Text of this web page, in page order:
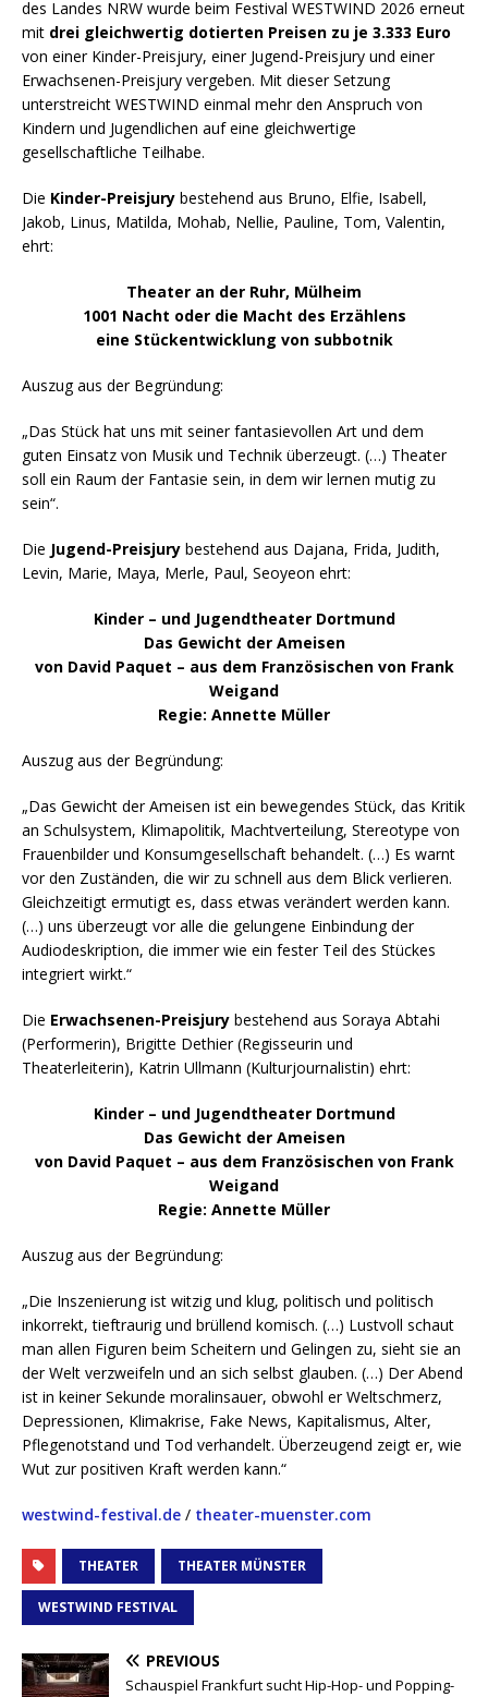
des Landes NRW wurde beim Festival WESTWIND 2026 erneut
mit drei gleichwertig dotierten Preisen zu je 3.333 Euro
von einer Kinder-Preisjury, einer Jugend-Preisjury und einer
Erwachsenen-Preisjury vergeben. Mit dieser Setzung
unterstreicht WESTWIND einmal mehr den Anspruch von
Kindern und Jugendlichen auf eine gleichwertige
gesellschaftliche Teilhabe.
Die Kinder-Preisjury bestehend aus Bruno, Elfie, Isabell,
Jakob, Linus, Matilda, Mohab, Nellie, Pauline, Tom, Valentin,
ehrt:
Theater an der Ruhr, Mülheim
1001 Nacht oder die Macht des Erzählens
eine Stückentwicklung von subbotnik
Auszug aus der Begründung:
„Das Stück hat uns mit seiner fantasievollen Art und dem
guten Einsatz von Musik und Technik überzeugt. (…) Theater
soll ein Raum der Fantasie sein, in dem wir lernen mutig zu
sein“.
Die Jugend-Preisjury bestehend aus Dajana, Frida, Judith,
Levin, Marie, Maya, Merle, Paul, Seoyeon ehrt:
Kinder – und Jugendtheater Dortmund
Das Gewicht der Ameisen
von David Paquet – aus dem Französischen von Frank
Weigand
Regie: Annette Müller
Auszug aus der Begründung:
„Das Gewicht der Ameisen ist ein bewegendes Stück, das Kritik
an Schulsystem, Klimapolitik, Machtverteilung, Stereotype von
Frauenbilder und Konsumgesellschaft behandelt. (…) Es warnt
vor den Zuständen, die wir zu schnell aus dem Blick verlieren.
Gleichzeitigt ermutigt es, dass etwas verändert werden kann.
(…) uns überzeugt vor alle die gelungene Einbindung der
Audiodeskription, die immer wie ein fester Teil des Stückes
integriert wirkt.“
Die Erwachsenen-Preisjury bestehend aus Soraya Abtahi
(Performerin), Brigitte Dethier (Regisseurin und
Theaterleiterin), Katrin Ullmann (Kulturjournalistin) ehrt:
Kinder – und Jugendtheater Dortmund
Das Gewicht der Ameisen
von David Paquet – aus dem Französischen von Frank
Weigand
Regie: Annette Müller
Auszug aus der Begründung:
„Die Inszenierung ist witzig und klug, politisch und politisch
inkorrekt, tieftraurig und brüllend komisch. (…) Lustvoll schaut
man allen Figuren beim Scheitern und Gelingen zu, sieht sie an
der Welt verzweifeln und an sich selbst glauben. (…) Der Abend
ist in keiner Sekunde moralinsauer, obwohl er Weltschmerz,
Depressionen, Klimakrise, Fake News, Kapitalismus, Alter,
Pflegenotstand und Tod verhandelt. Überzeugend zeigt er, wie
Wut zur positiven Kraft werden kann.“
westwind-festival.de / theater-muenster.com
THEATER THEATER MÜNSTER
WESTWIND FESTIVAL
PREVIOUS
Schauspiel Frankfurt sucht Hip-Hop- und Popping-